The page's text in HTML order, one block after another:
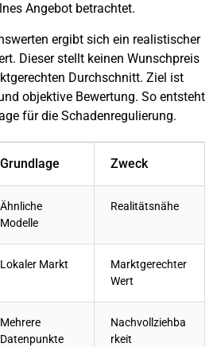
Angebot betrachtet.
ergibt sich ein realistischer
Dieser stellt keinen Wunschpreis
Durchschnitt. Ziel ist
objektive Bewertung. So entsteht
für die Schadenregulierung.
Grundlage Zweck
Ähnliche
Modelle
Realitätsnähe
Lokaler Markt
Marktgerechter
Wert
Mehrere
Datenpunkte
Nachvollziehba
rkeit